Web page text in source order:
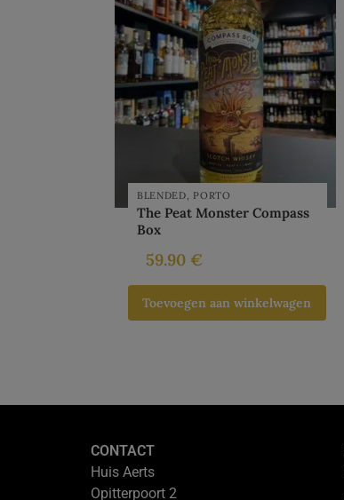
BLENDED PORTO
The Peat Monster Compass
Box
59.90 €
Toevoegen aan winkelwagen
CONTACT
Huis Aerts
Opitterpoort 2